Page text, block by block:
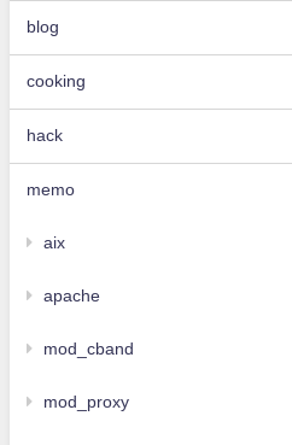
blog
cooking
hack
memo
aix
apache
mod_cband
mod_proxy